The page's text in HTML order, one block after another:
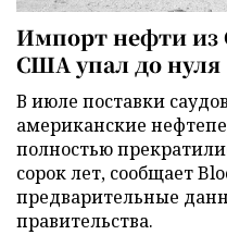
Импорт нефти из
США упал до нуля
В июле поставки
американские
полностью
сорок лет, сообщает
предварительные
правительства.